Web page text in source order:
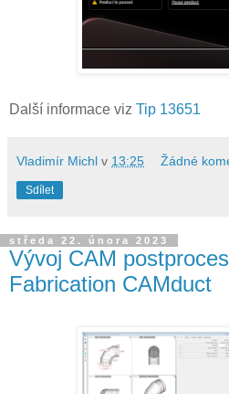
Další informace viz Tip 13651
Vladimír Michl v 13:25 Žádné
Sdílet
středa 22. února 2023
Vývoj CAM
Fabrication CAMduct